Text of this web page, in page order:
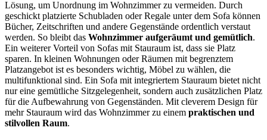
Lösung, um Unordnung im Wohnzimmer zu vermeiden. Durch
geschickt platzierte Schubladen oder Regale unter dem Sofa können
Bücher, Zeitschriften und andere Gegenstände ordentlich verstaut
werden. So bleibt das Wohnzimmer aufgeräumt und gemütlich.
Ein weiterer Vorteil von Sofas mit Stauraum ist, dass sie Platz
sparen. In kleinen Wohnungen oder Räumen mit begrenztem
Platzangebot ist es besonders wichtig, Möbel zu wählen, die
multifunktional sind. Ein Sofa mit integriertem Stauraum bietet nicht
nur eine gemütliche Sitzgelegenheit, sondern auch zusätzlichen Platz
für die Aufbewahrung von Gegenständen. Mit cleverem Design für
mehr Stauraum wird das Wohnzimmer zu einem praktischen und
stilvollen Raum.